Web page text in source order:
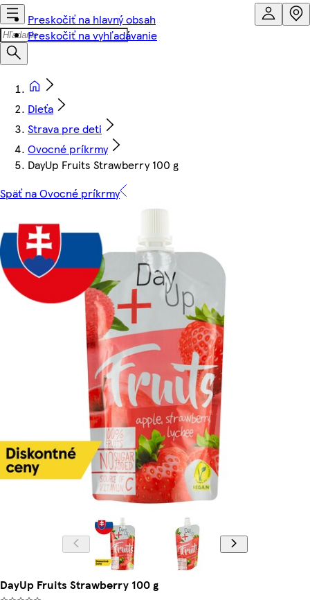
Preskočiť na hlavný obsah
Preskočiť na vyhľadávanie
Dieťa
Strava pre deti
Ovocné príkrmy
DayUp Fruits Strawberry 100 g
Späť na Ovocné príkrmy
DayUp Fruits Strawberry 100 g